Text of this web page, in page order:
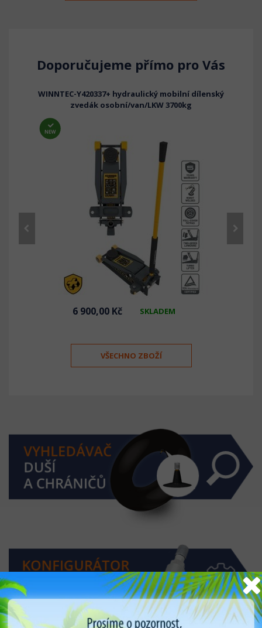
Doporučujeme přímo pro Vás
WINNTEC-Y420337+ hydraulický mobilní dílenský
zvedák osobní/van/LKW 3700kg
6 900,00 Kč SKLADEM
VŠECHNO ZBOŽÍ